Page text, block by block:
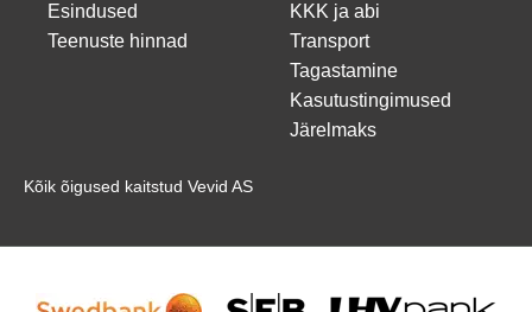
Esindused
Teenuste hinnad
KKK ja abi
Transport
Tagastamine
Kasutustingimused
Järelmaks
Kõik õigused kaitstud Vevid AS